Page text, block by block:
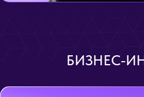
БИЗНЕС-